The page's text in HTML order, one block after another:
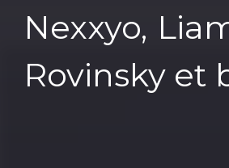
Nexxyo,
Rovinsky et